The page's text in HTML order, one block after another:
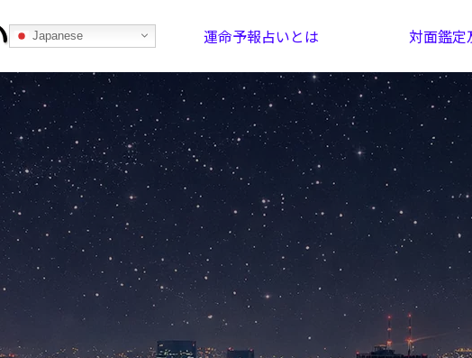
Japanese 運命予報占いとは 対面鑑定
あなたの所属部屋を探そう！ 最恐の相性占い